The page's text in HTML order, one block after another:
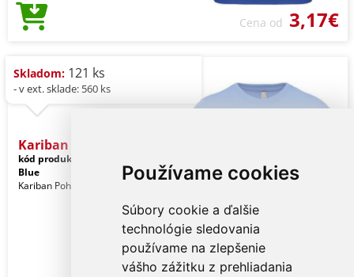
Používame cookies
Súbory cookie a ďalšie
technológie sledovania
používame na zlepšenie
vášho zážitku z prehliadania
Cena od 3,17€
Skladom: 121 ks
- v ext. sklade: 560 ks
Kariban Bio150ic Men's Ro
kód produktu:
Blue
Kariban Pohlavie: Muži